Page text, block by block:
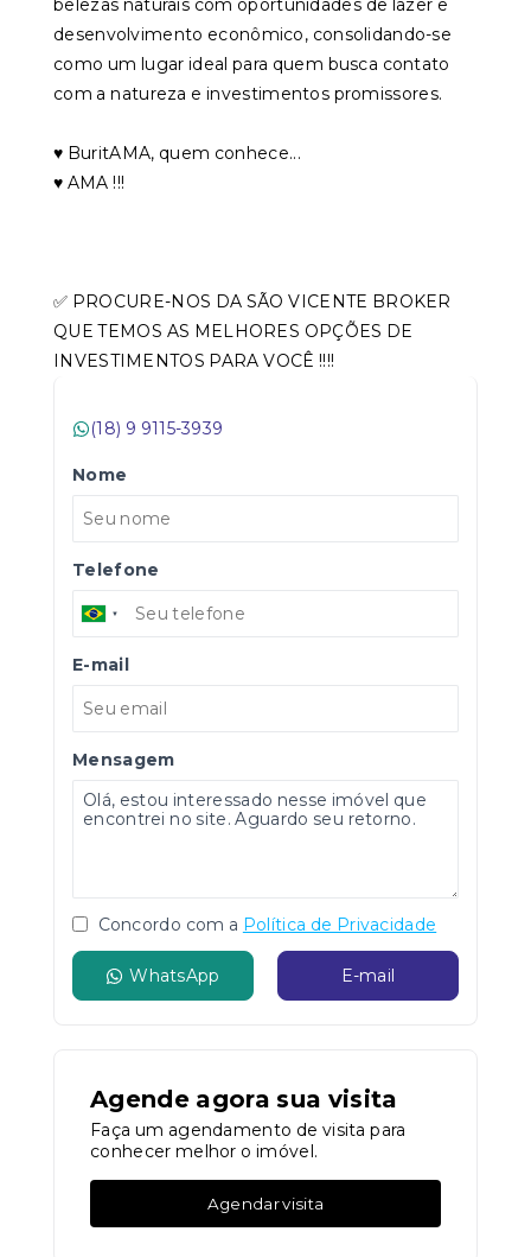
belezas naturais com oportunidades de lazer e
desenvolvimento econômico, consolidando-se
como um lugar ideal para quem busca contato
com a natureza e investimentos promissores.
♥️ BuritAMA, quem conhece...
♥️ AMA !!!
✅ PROCURE-NOS DA SÃO VICENTE BROKER
QUE TEMOS AS MELHORES OPÇÕES DE
INVESTIMENTOS PARA VOCÊ !!!!
(18) 9 9115-3939
Nome
Telefone
E-mail
Mensagem
Concordo com a Política de Privacidade
WhatsApp E-mail
Agende agora sua visita
Faça um agendamento de visita para
conhecer melhor o imóvel.
Agendar visita